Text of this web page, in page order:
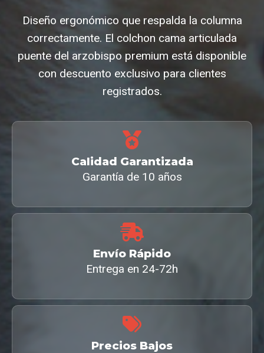
Diseño ergonómico que respalda la columna
correctamente. El colchon cama articulada
puente del arzobispo premium está disponible
con descuento exclusivo para clientes
registrados.
Calidad Garantizada
Garantía de 10 años
Envío Rápido
Entrega en 24-72h
Precios Bajos